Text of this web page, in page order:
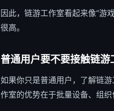
因此，链游工作室看起来像“游
很高。
普通用户要不要接触链游
如果你只是普通用户，了解链
作室的优势在于批量设备、组